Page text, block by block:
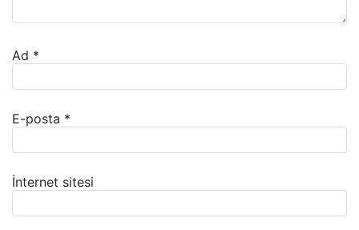
Ad *
E-posta *
İnternet sitesi